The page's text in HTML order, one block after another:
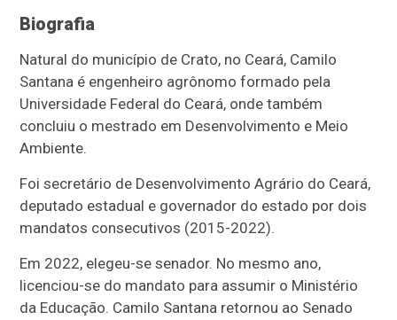
Biografia
Natural do município de Crato, no Ceará, Camilo
Santana é engenheiro agrônomo formado pela
Universidade Federal do Ceará, onde também
concluiu o mestrado em Desenvolvimento e Meio
Ambiente.
Foi secretário de Desenvolvimento Agrário do Ceará,
deputado estadual e governador do estado por dois
mandatos consecutivos (2015-2022).
Em 2022, elegeu-se senador. No mesmo ano,
licenciou-se do mandato para assumir o Ministério
da Educação. Camilo Santana retornou ao Senado